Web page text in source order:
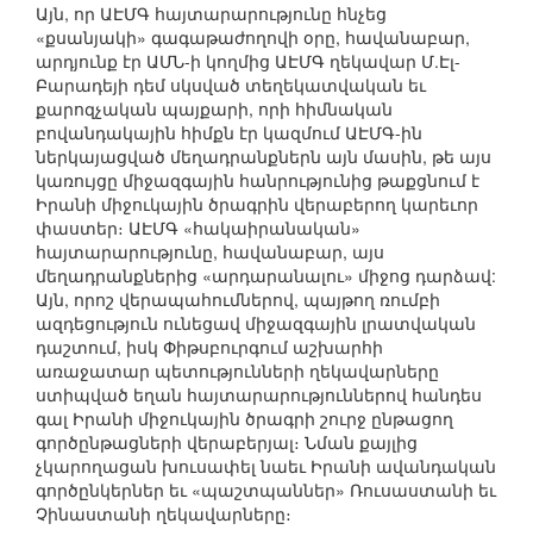
Այն, որ ԱԷՄԳ հայտարարությունը հնչեց
«քսանյակի» գագաթաժողովի օրը, հավանաբար,
արդյունք էր ԱՄՆ-ի կողմից ԱԷՄԳ ղեկավար Մ.Էլ-
Բարադեյի դեմ սկսված տեղեկատվական եւ
քարոզչական պայքարի, որի հիմնական
բովանդակային հիմքն էր կազմում ԱԷՄԳ-ին
ներկայացված մեղադրանքներն այն մասին, թե այս
կառույցը միջազգային հանրությունից թաքցնում է
Իրանի միջուկային ծրագրին վերաբերող կարեւոր
փաստեր։ ԱԷՄԳ «հակաիրանական»
հայտարարությունը, հավանաբար, այս
մեղադրանքներից «արդարանալու» միջոց դարձավ:
Այն, որոշ վերապահումներով, պայթող ռումբի
ազդեցություն ունեցավ միջազգային լրատվական
դաշտում, իսկ Փիթսբուրգում աշխարհի
առաջատար պետությունների ղեկավարները
ստիպված եղան հայտարարություններով հանդես
գալ Իրանի միջուկային ծրագրի շուրջ ընթացող
գործընթացների վերաբերյալ։ Նման քայլից
չկարողացան խուսափել նաեւ Իրանի ավանդական
գործընկերներ եւ «պաշտպաններ» Ռուսաստանի եւ
Չինաստանի ղեկավարները։